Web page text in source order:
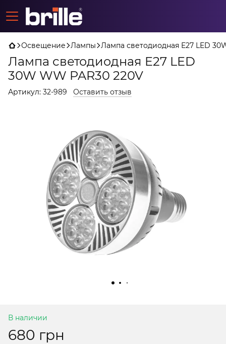
Освещение Лампы Лампа светодиодная E27 LED
Лампа светодиодная E27 LED
30W WW PAR30 220V
Артикул: 32-989 Оставить отзыв
В наличии
680 грн